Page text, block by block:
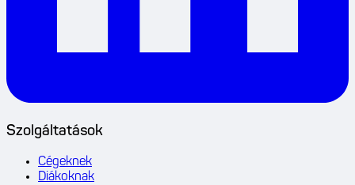
Szolgáltatások
Cégeknek
Diákoknak